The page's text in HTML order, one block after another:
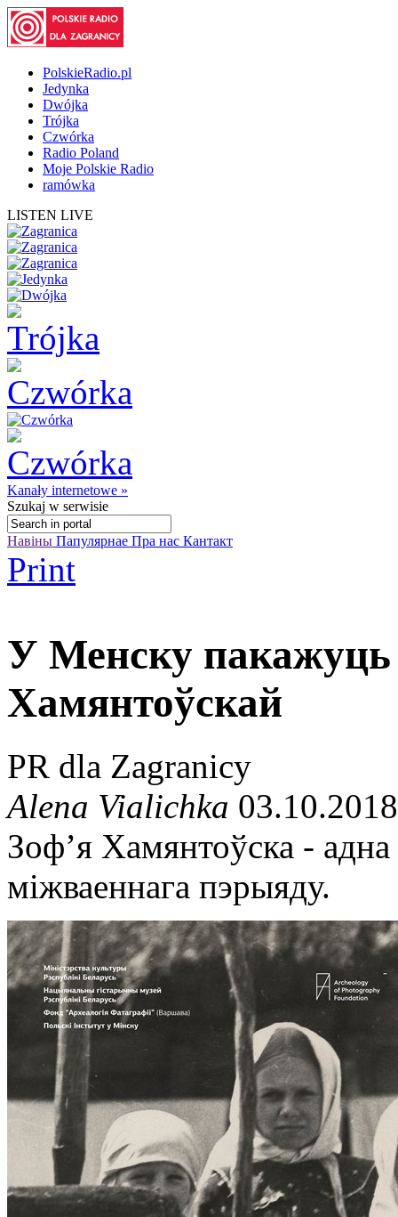
PolskieRadio.pl
Jedynka
Dwójka
Trójka
Czwórka
Radio Poland
Moje Polskie Radio
ramówka
LISTEN LIVE
Kanały internetowe »
Szukaj w serwisie
Навіны Папулярнае Пра нас Кантакт
Print
У Менску пакажуць
Хамянтоўскай
PR dla Zagranicy
Alena Vialichka
Зоф’я Хамянтоўска -
міжваеннага пэрыяду.